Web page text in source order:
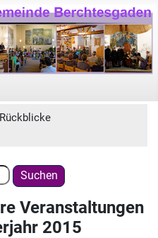
Rückblicke
Suchen
Veranstaltungen
2015